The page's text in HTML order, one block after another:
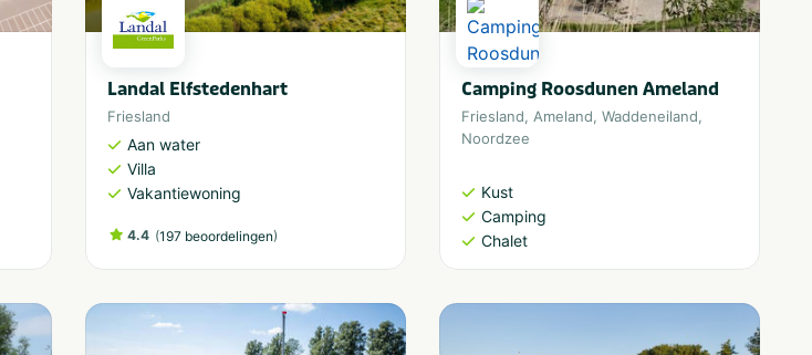
Landal Elfstedenhart
Friesland
Aan water
Villa
Vakantiewoning
4.4 (197 beoordelingen)
Camping Roosdunen Ameland
Friesland, Ameland, Waddeneiland,
Noordzee
Kust
Camping
Chalet